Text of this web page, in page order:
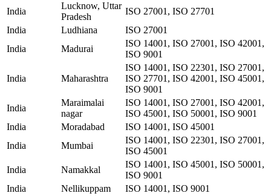
India
Lucknow, Uttar
Pradesh
ISO 27001, ISO 27701
India
Ludhiana
ISO 27001
India
Madurai
ISO 14001, ISO 27001, ISO 42001,
ISO 9001
India Maharashtra
ISO 14001, ISO 22301, ISO 27001,
ISO 27701, ISO 42001, ISO 45001,
ISO 9001
India
Maraimalai
nagar
ISO 14001, ISO 27001, ISO 42001,
ISO 45001, ISO 50001, ISO 9001
India
Moradabad
ISO 14001, ISO 45001
India
Mumbai
ISO 14001, ISO 22301, ISO 27001,
ISO 45001
India
Namakkal
ISO 14001, ISO 45001, ISO 50001,
ISO 9001
India
Nellikuppam
ISO 14001, ISO 9001